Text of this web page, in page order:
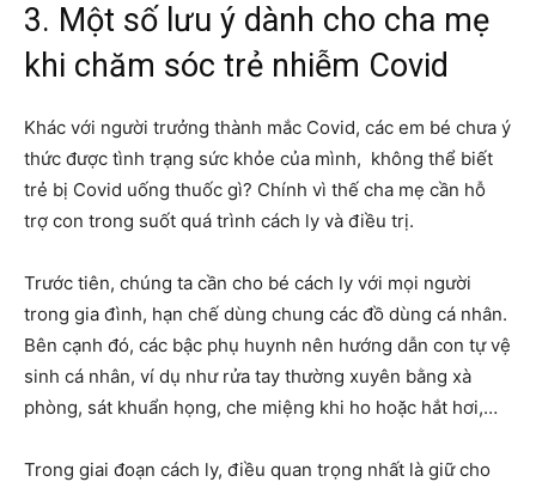
3. Một số lưu ý dành cho cha mẹ
khi chăm sóc trẻ nhiễm Covid
Khác với người trưởng thành mắc Covid, các em bé chưa ý
thức được tình trạng sức khỏe của mình, không thể biết
trẻ bị Covid uống thuốc gì? Chính vì thế cha mẹ cần hỗ
trợ con trong suốt quá trình cách ly và điều trị.
Trước tiên, chúng ta cần cho bé cách ly với mọi người
trong gia đình, hạn chế dùng chung các đồ dùng cá nhân.
Bên cạnh đó, các bậc phụ huynh nên hướng dẫn con tự vệ
sinh cá nhân, ví dụ như rửa tay thường xuyên bằng xà
phòng, sát khuẩn họng, che miệng khi ho hoặc hắt hơi,…
Trong giai đoạn cách ly, điều quan trọng nhất là giữ cho